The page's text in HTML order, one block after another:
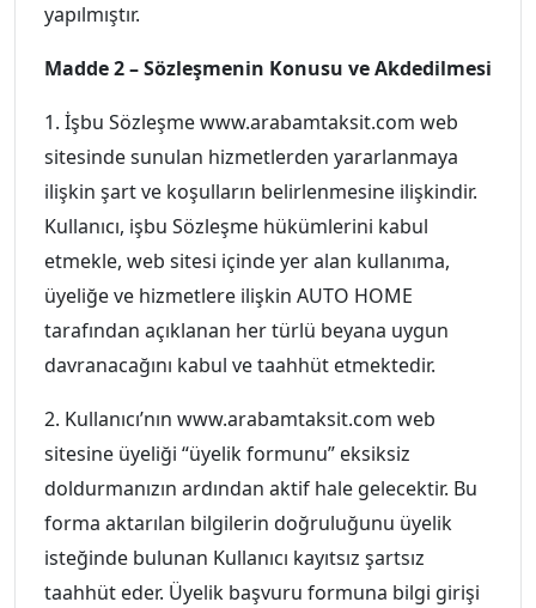
yapılmıştır.
Madde 2 – Sözleşmenin Konusu ve Akdedilmesi
1. İşbu Sözleşme www.arabamtaksit.com web
sitesinde sunulan hizmetlerden yararlanmaya
ilişkin şart ve koşulların belirlenmesine ilişkindir.
Kullanıcı, işbu Sözleşme hükümlerini kabul
etmekle, web sitesi içinde yer alan kullanıma,
üyeliğe ve hizmetlere ilişkin AUTO HOME
tarafından açıklanan her türlü beyana uygun
davranacağını kabul ve taahhüt etmektedir.
2. Kullanıcı’nın www.arabamtaksit.com web
sitesine üyeliği “üyelik formunu” eksiksiz
doldurmanızın ardından aktif hale gelecektir. Bu
forma aktarılan bilgilerin doğruluğunu üyelik
isteğinde bulunan Kullanıcı kayıtsız şartsız
taahhüt eder. Üyelik başvuru formuna bilgi girişi